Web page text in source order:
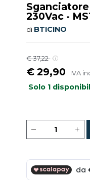
230Vac -
di BTICINO
€ 37,22
€ 29,90 IVA
Solo 1